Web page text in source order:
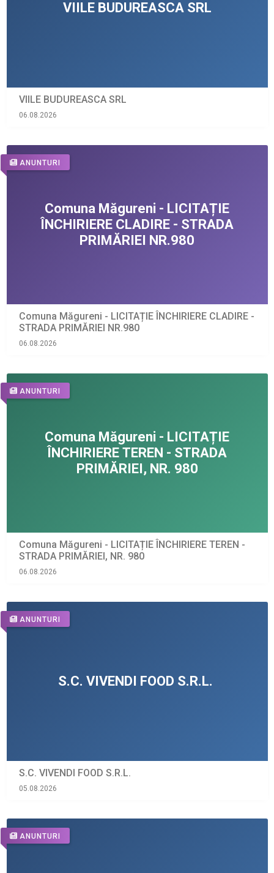
VIILE BUDUREASCA SRL
06.08.2026
ANUNTURI
Comuna Măgureni - LICITAȚIE ÎNCHIRIERE CLADIRE -
STRADA PRIMĂRIEI NR.980
06.08.2026
ANUNTURI
Comuna Măgureni - LICITAȚIE ÎNCHIRIERE TEREN -
STRADA PRIMĂRIEI, NR. 980
06.08.2026
ANUNTURI
S.C. VIVENDI FOOD S.R.L.
05.08.2026
ANUNTURI